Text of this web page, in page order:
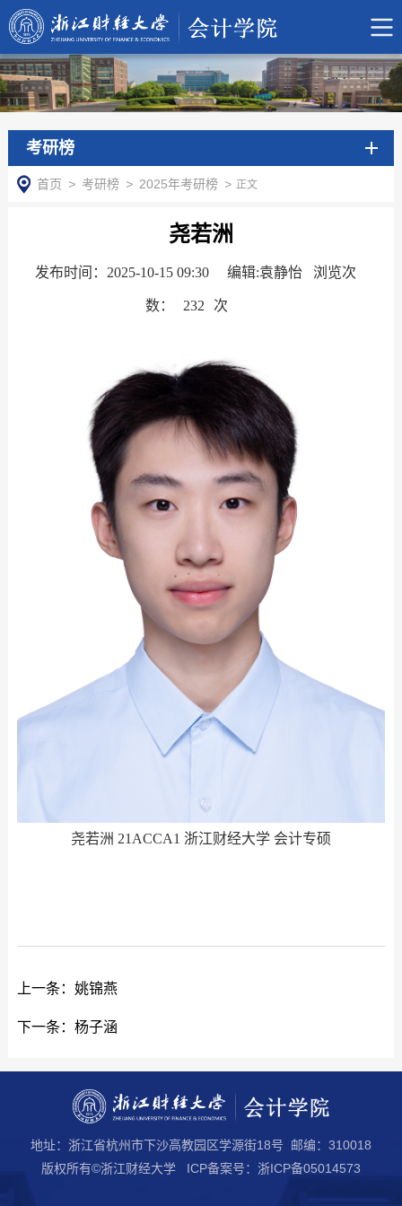
考研榜
首页 > 考研榜 > 2025年考研榜 > 正文
尧若洲
发布时间：2025-10-15 09:30 编辑:袁静怡 浏览次
数： 232 次
尧若洲 21ACCA1 浙江财经大学 会计专硕
上一条： 姚锦燕
下一条： 杨子涵
地址：浙江省杭州市下沙高教园区学源街18号 邮编：310018
版权所有©浙江财经大学 ICP备案号：浙ICP备05014573